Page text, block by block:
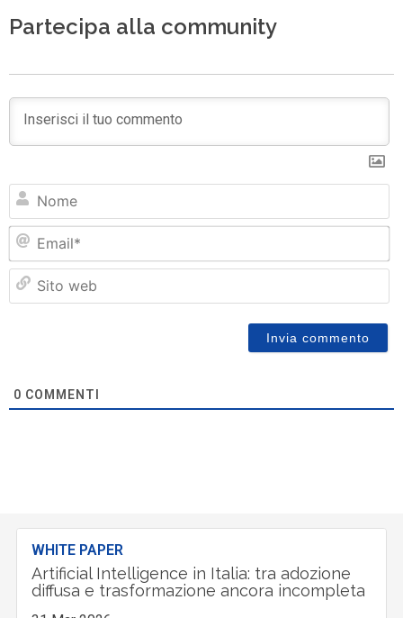
Partecipa alla community
0 COMMENTI
WHITE PAPER
Artificial Intelligence in Italia: tra adozione
diffusa e trasformazione ancora incompleta